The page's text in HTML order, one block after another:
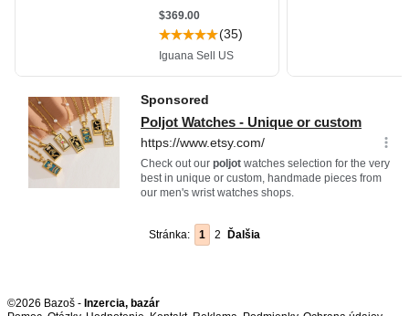
Stránka: 1 2 Ďalšia
©2026 Bazoš - Inzercia, bazár